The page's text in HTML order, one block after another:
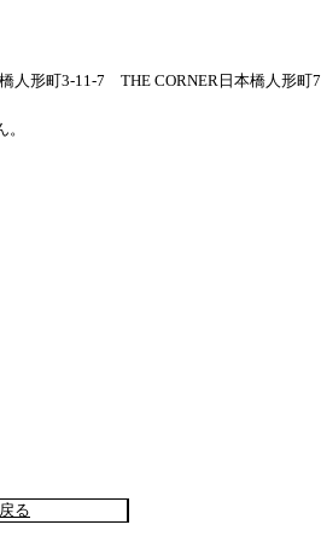
人形町3-11-7 THE CORNER日本橋人形町
る